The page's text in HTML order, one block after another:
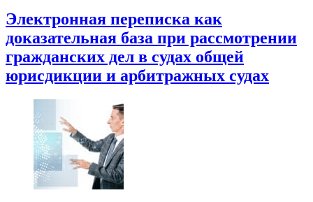
Электронная переписка как
доказательная база при рассмотрении
гражданских дел в судах общей
юрисдикции и арбитражных судах